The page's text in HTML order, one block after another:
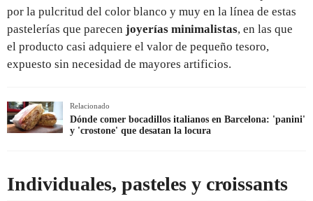
por la pulcritud del color blanco y muy en la línea de estas
pastelerías que parecen joyerías minimalistas, en las que
el producto casi adquiere el valor de pequeño tesoro,
expuesto sin necesidad de mayores artificios.
Relacionado
Dónde comer bocadillos italianos en Barcelona: 'panini'
y 'crostone' que desatan la locura
Individuales, pasteles y croissants